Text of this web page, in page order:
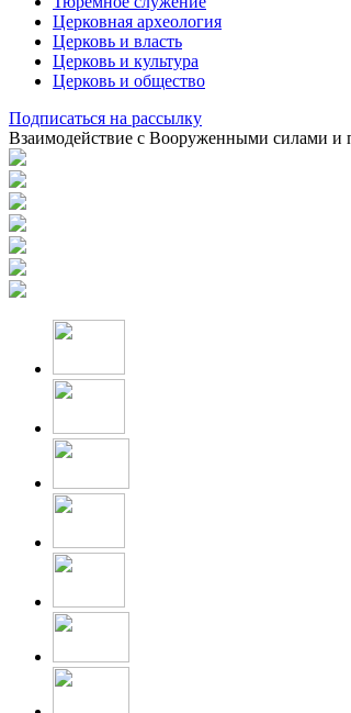
Церковная археология
Церковь и власть
Церковь и культура
Церковь и общество
Подписаться на рассылку
Взаимодействие с Вооруженными силами и